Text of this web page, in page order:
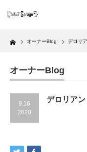
Home オーナーBlog デロリ
オーナーBlog
9.16
2020
デロリアン